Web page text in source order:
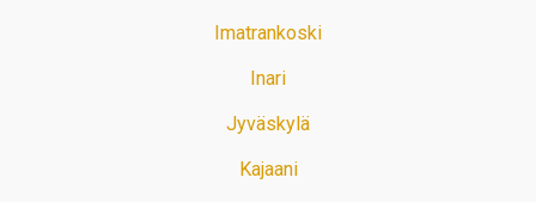
Imatrankoski
Inari
Jyväskylä
Kajaani